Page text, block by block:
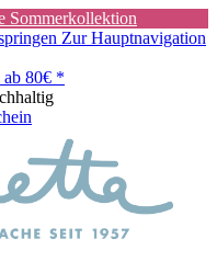
Sommerkollektion
Zur Hauptnavigation
ab 80€ *